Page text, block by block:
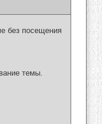
без посещения
темы.